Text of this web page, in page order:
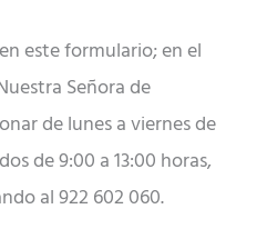
este formulario; en el
Señora de
de lunes a viernes de
de 9:00 a 13:00 horas,
al 922 602 060.